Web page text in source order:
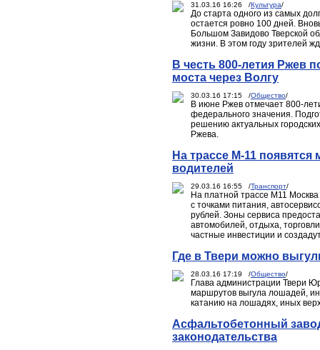
31.03.16 16:26 /Культура/
До старта одного из самых
остается ровно 100 дней.
Большом Завидово Тверской
жизни. В этом году зрителей
В честь 800-летия Ржев
моста через Волгу
30.03.16 17:15 /Общество/
В июне Ржев отмечает 800-
федерального значения.
решению актуальных
Ржева.
На трассе М-11
водителей
29.03.16 16:55 /Транспорт/
На платной трассе М11
с точками питания,
рублей. Зоны сервиса
автомобилей, отдыха,
частные инвестиции и
Где в Твери можно
28.03.16 17:19 /Общество/
Глава администрации Твери
маршрутов выгула лошадей,
катанию на лошадях, иных
Асфальтобетонный
законодательства